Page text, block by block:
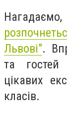
Львові".
та гостей
цікавих
класів.